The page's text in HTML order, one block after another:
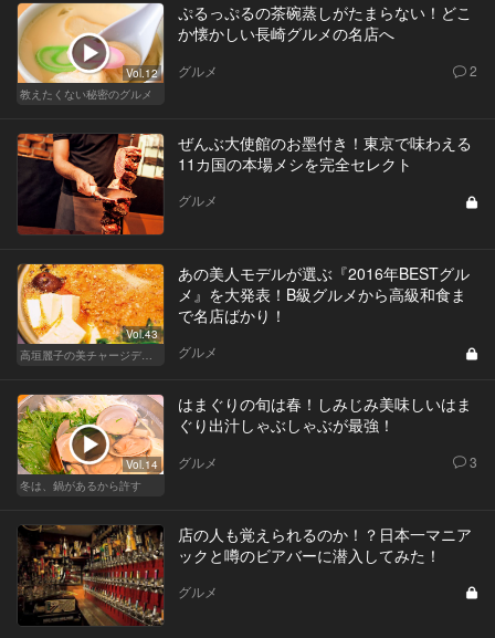
Vol.12
教えたくない秘密のグルメ
ぷるっぷるの茶碗蒸しがたまらない！どこ
か懐かしい長崎グルメの名店へ
グルメ 2
ぜんぶ大使館のお墨付き！東京で味わえる
11カ国の本場メシを完全セレクト
グルメ
Vol.43
高垣麗子の美チャージディナー
あの美人モデルが選ぶ『2016年BESTグル
メ』を大発表！B級グルメから高級和食ま
で名店ばかり！
グルメ
Vol.14
冬は、鍋があるから許す
はまぐりの旬は春！しみじみ美味しいはま
ぐり出汁しゃぶしゃぶが最強！
グルメ 3
店の人も覚えられるのか！？日本一マニア
ックと噂のビアバーに潜入してみた！
グルメ